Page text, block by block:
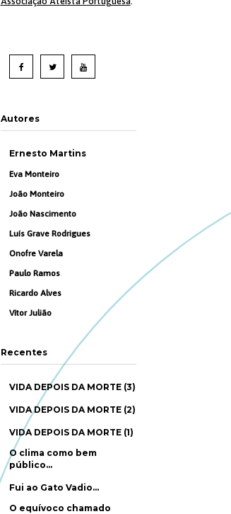
Autores
Ernesto Martins
Eva Monteiro
João Monteiro
João Nascimento
Luís Grave Rodrigues
Onofre Varela
Paulo Ramos
Ricardo Alves
Vítor Julião
Recentes
VIDA DEPOIS DA MORTE (3)
VIDA DEPOIS DA MORTE (2)
VIDA DEPOIS DA MORTE (1)
O clima como bem
público…
Fui ao Gato Vadio…
O equívoco chamado